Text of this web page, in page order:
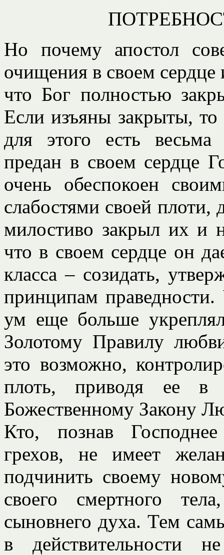
Но почему апостол
очищения в своем
что Бог полностью
Если изъяны закрыты,
для этого есть
предан в своем сердце
очень обеспокоен
слабостями своей плоти,
милостиво закрыл их и
что в своем сердце он
класса – созидать,
принципам
ум еще больше
Золотому Правилу
это возможно,
плоть, приводя ее в
Божественному Закону
Кто, познав
грехов, не имеет
подчинить своему
своего смертного
сыновнего духа. Тем
в действительности